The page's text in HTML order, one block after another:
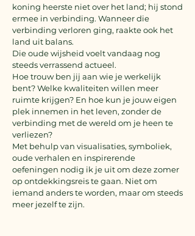
koning heerste niet over het land; hij stond
ermee in verbinding. Wanneer die
verbinding verloren ging, raakte ook het
land uit balans.
Die oude wijsheid voelt vandaag nog
steeds verrassend actueel.
Hoe trouw ben jij aan wie je werkelijk
bent? Welke kwaliteiten willen meer
ruimte krijgen? En hoe kun je jouw eigen
plek innemen in het leven, zonder de
verbinding met de wereld om je heen te
verliezen?
Met behulp van visualisaties, symboliek,
oude verhalen en inspirerende
oefeningen nodig ik je uit om deze zomer
op ontdekkingsreis te gaan. Niet om
iemand anders te worden, maar om steeds
meer jezelf te zijn.